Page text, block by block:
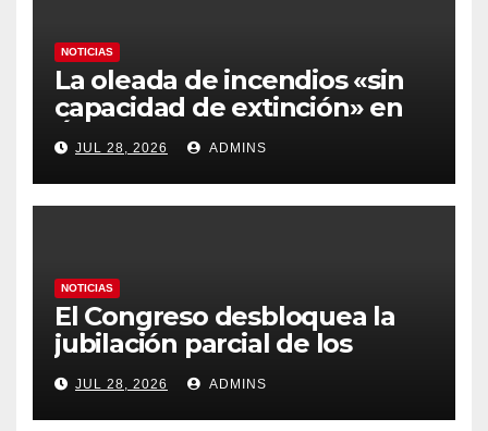
NOTICIAS
La oleada de incendios «sin
capacidad de extinción» en
Ávila y al oeste de Madrid
obliga a declarar la
emergencia nacional
JUL 28, 2026 ADMINS
NOTICIAS
El Congreso desbloquea la
jubilación parcial de los
trabajadores laborales del
sector público
JUL 28, 2026 ADMINS